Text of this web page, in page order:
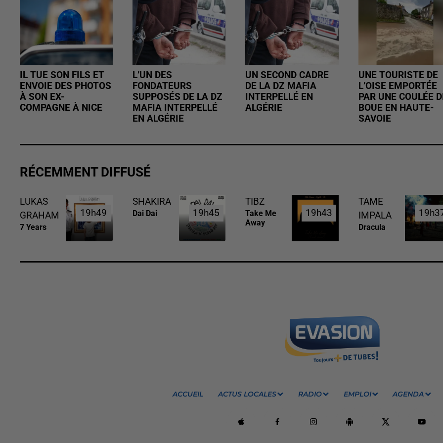
IL TUE SON FILS ET
ENVOIE DES PHOTOS
À SON EX-
COMPAGNE À NICE
L’UN DES
FONDATEURS
SUPPOSÉS DE LA DZ
MAFIA INTERPELLÉ
EN ALGÉRIE
UN SECOND CADRE
DE LA DZ MAFIA
INTERPELLÉ EN
ALGÉRIE
UNE TOURISTE DE
L’OISE EMPORTÉE
PAR UNE COULÉE
BOUE EN HAUTE-
SAVOIE
RÉCEMMENT DIFFUSÉ
LUKAS
GRAHAM
7 Years
19h49
19h49
SHAKIRA
Dai Dai 19h45
19h45
TIBZ
Take Me
Away
19h43
19h43
TAME
IMPALA
Dracula
ACCUEIL ACTUS LOCALES RADIO EMPLOI AGENDA